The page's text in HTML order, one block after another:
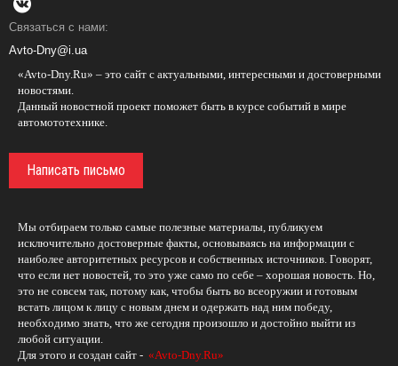
Связаться с нами:
Avto-Dny@i.ua
«Avto-Dny.Ru» – это сайт с актуальными, интересными и достоверными
новостями.
Данный новостной проект поможет быть в курсе событий в мире
автомототехнике.
Написать письмо
Мы отбираем только самые полезные материалы, публикуем
исключительно достоверные факты, основываясь на информации с
наиболее авторитетных ресурсов и собственных источников. Говорят,
что если нет новостей, то это уже само по себе – хорошая новость. Но,
это не совсем так, потому как, чтобы быть во всеоружии и готовым
встать лицом к лицу с новым днем и одержать над ним победу,
необходимо знать, что же сегодня произошло и достойно выйти из
любой ситуации.
Для этого и создан сайт - «Avto-Dny.Ru»